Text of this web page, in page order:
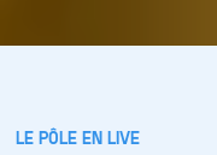
LE PÔLE EN LIVE